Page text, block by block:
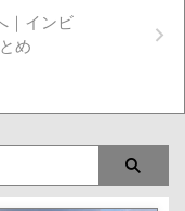
｜インビ
め